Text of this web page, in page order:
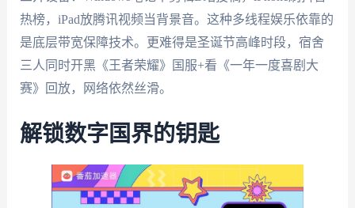
热榜，iPad放腾讯视频当背景音。这种多线程娱乐依靠的
是底层带宽保障技术。更难得是圣诞节高峰时段，宿舍
三人同时开黑《王者荣耀》国服+看《一年一度喜剧大
赛》回放，网络依然丝滑。
解锁数字国界的钥匙